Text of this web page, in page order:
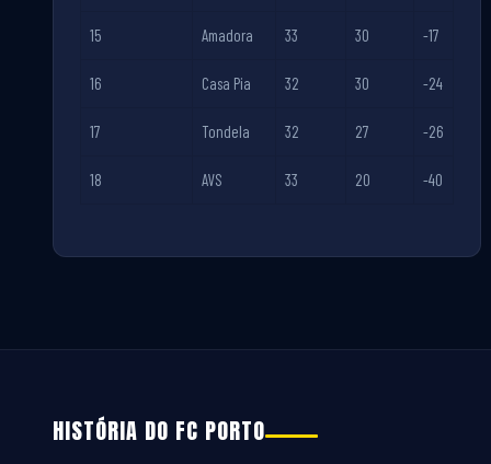
15 Amadora 33 30 -17
16 Casa Pia 32 30 -24
17 Tondela 32 27 -26
18 AVS 33 20 -40
HISTÓRIA DO FC PORTO